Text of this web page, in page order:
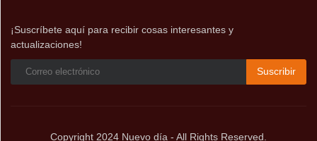
¡Suscríbete aquí para recibir cosas interesantes y
actualizaciones!
Suscribir
Copyright 2024 Nuevo día - All Rights Reserved.